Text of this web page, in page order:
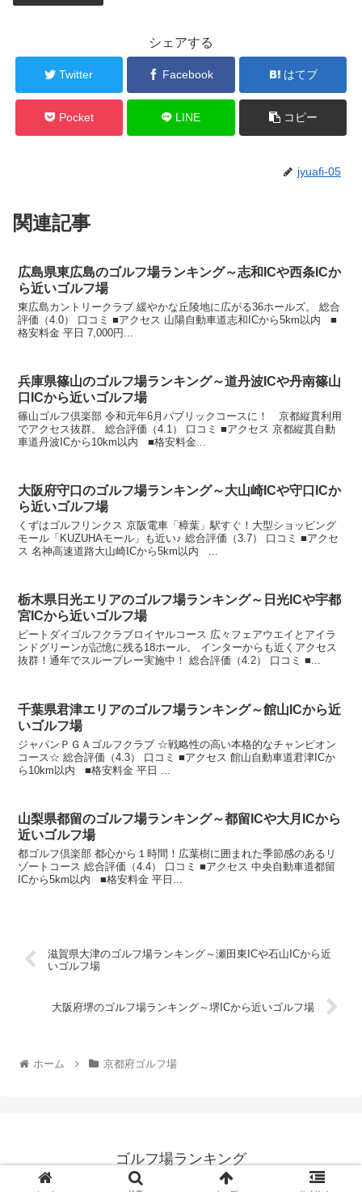
シェアする
Twitter Facebook はてブ
Pocket LINE コピー
jyuafi-05
関連記事
広島県東広島のゴルフ場ランキング～志和ICや西条ICか
ら近いゴルフ場
東広島カントリークラブ 緩やかな丘陵地に広がる36ホールズ。 総合
評価（4.0） 口コミ ■アクセス 山陽自動車道志和ICから5km以内 ■
格安料金 平日 7,000円...
兵庫県篠山のゴルフ場ランキング～道丹波ICや丹南篠山
口ICから近いゴルフ場
篠山ゴルフ倶楽部 令和元年6月パブリックコースに！ 京都縦貫利用
でアクセス抜群。 総合評価（4.1） 口コミ ■アクセス 京都縦貫自動
車道丹波ICから10km以内 ■格安料金...
大阪府守口のゴルフ場ランキング～大山崎ICや守口ICか
ら近いゴルフ場
くずはゴルフリンクス 京阪電車「樟葉」駅すぐ！大型ショッピング
モール「KUZUHAモール」も近い♪ 総合評価（3.7） 口コミ ■アクセ
ス 名神高速道路大山崎ICから5km以内 ...
栃木県日光エリアのゴルフ場ランキング～日光ICや宇都
宮ICから近いゴルフ場
ピートダイゴルフクラブロイヤルコース 広々フェアウエイとアイラ
ンドグリーンが記憶に残る18ホール。 インターからも近くアクセス
抜群！通年でスループレー実施中！ 総合評価（4.2） 口コミ ■...
千葉県君津エリアのゴルフ場ランキング～館山ICから近
いゴルフ場
ジャパンＰＧＡゴルフクラブ ☆戦略性の高い本格的なチャンピオン
コース☆ 総合評価（4.3） 口コミ ■アクセス 館山自動車道君津ICか
ら10km以内 ■格安料金 平日 ...
山梨県都留のゴルフ場ランキング～都留ICや大月ICから
近いゴルフ場
都ゴルフ倶楽部 都心から１時間！広葉樹に囲まれた季節感のあるリ
ゾートコース 総合評価（4.4） 口コミ ■アクセス 中央自動車道都留
ICから5km以内 ■格安料金 平日...
滋賀県大津のゴルフ場ランキング～瀬田東ICや石山ICから近
いゴルフ場
大阪府堺のゴルフ場ランキング～堺ICから近いゴルフ場
ホーム 京都府ゴルフ場
ゴルフ場ランキング
© 2022 ゴルフ場ランキング.